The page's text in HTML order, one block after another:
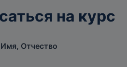
образовании на обучение по
здесь на сайте, и мы
21-730, внутр. 4642
на курс
Отчество